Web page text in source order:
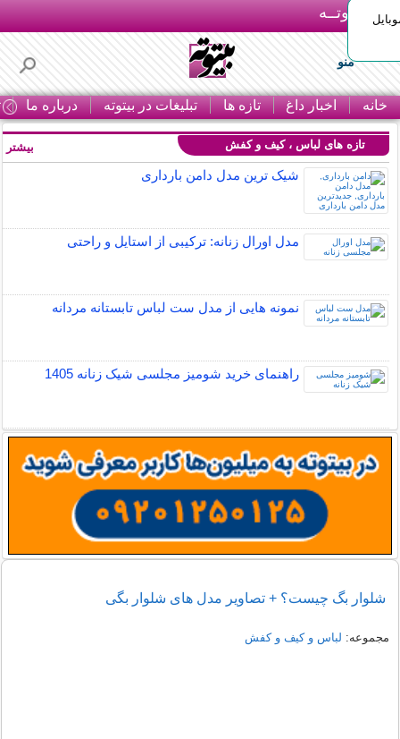
بـیتوتــه
منو
خانه اخبار داغ تازه ها تبلیغات در بیتوته درباره ما
تازه های لباس ، کیف و کفش
شیک ترین مدل دامن بارداری
مدل اورال زنانه: ترکیبی از استایل و راحتی
نمونه هایی از مدل ست لباس تابستانه مردانه
راهنمای خرید شومیز مجلسی شیک زنانه 1405
نمونه هایی از مدل یقه شومیز
دمپایی روفرشی خزدار
بیشتر
شلوار بگ چیست؟ + تصاویر مدل های شلوار بگی
مجموعه: لباس و کیف و کفش